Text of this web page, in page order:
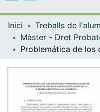
Inici
Treballs de